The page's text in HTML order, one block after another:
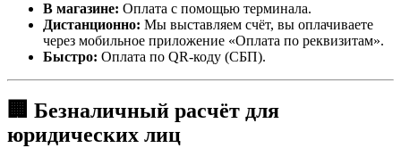
В магазине: Оплата с помощью терминала.
Дистанционно: Мы выставляем счёт, вы оплачиваете
через мобильное приложение «Оплата по реквизитам».
Быстро: Оплата по QR-коду (СБП).
🏢 Безналичный расчёт для
юридических лиц